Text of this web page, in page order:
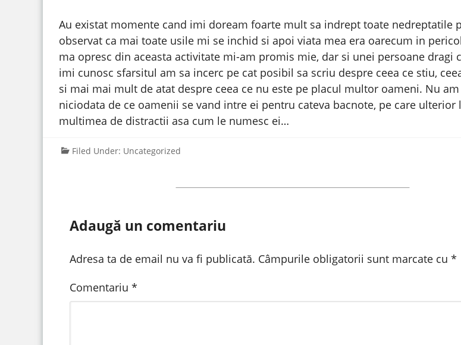
Au existat momente cand imi doream foarte mult sa indrept toate nedreptatile
observat ca mai toate usile mi se inchid si apoi viata mea era oarecum in
ma opresc din aceasta activitate mi-am promis mie, dar si unei persoane dragi
imi cunosc sfarsitul am sa incerc pe cat posibil sa scriu despre ceea ce stiu,
si mai mai mult de atat despre ceea ce nu este pe placul multor oameni. Nu
niciodata de ce oamenii se vand intre ei pentru cateva bacnote, pe care ulterior
multimea de distractii asa cum le numesc ei…
Filed Under: Uncategorized
Adaugă un comentariu
Adresa ta de email nu va fi publicată. Câmpurile obligatorii sunt marcate cu *
Comentariu *